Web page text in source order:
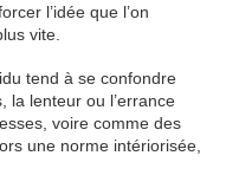
l’idée que l’on
vite.
tend à se confondre
la lenteur ou l’errance
voire comme des
une norme intériorisée,